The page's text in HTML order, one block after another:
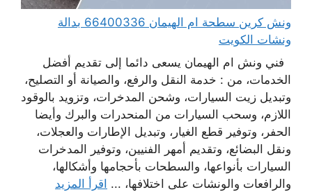
ونش كرين سطحة ام الهيمان 66400336 بدالة
ونشات الكويت
فني ونش ام الهيمان يسعى دائما إلى تقديم أفضل
الخدمات، من : خدمة النقل والرفع، والصيانة أو التصليح،
وتبديل زيت السيارات، وشحن المدخرات، وتزويد بالوقود
اللازم، وسحب السيارات من المنحدرات والبرك وأيضا
الحفر، وتوفير قطع الغيار، وتبديل الإطارات والعجلات،
ونقل البضائع، وتقديم أمهر الفنيين، وتوفير المدخرات
السيارات بأنواعها، والسطحات بأحجامها وأشكالها،
والرافعات والونشات على اختلافها، ... اقرأ المزيد